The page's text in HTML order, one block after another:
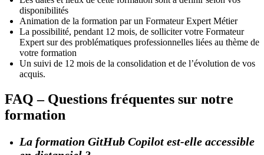
disponibilités
Animation de la formation par un Formateur Expert Métier
La possibilité, pendant 12 mois, de solliciter votre Formateur
Expert sur des problématiques professionnelles liées au thème de
votre formation
Un suivi de 12 mois de la consolidation et de l’évolution de vos
acquis.
FAQ – Questions fréquentes sur notre
formation
La formation GitHub Copilot est-elle accessible